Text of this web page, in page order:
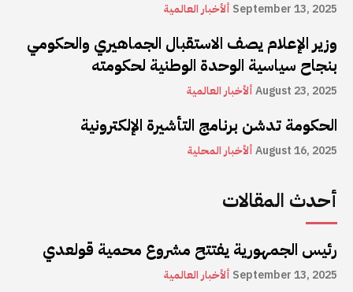
ألأخبار العالمية September 13, 2025
وزير الإعلام يصف الاستقبال الجماهيري والحكومي
بنجاح سياسية الوحدة الوطنية لحكومته
ألأخبار العالميةAugust 23, 2025
الحكومة تدشن برنامج التأشيرة الإلكترونية
ألأخبار المحليةAugust 16, 2025
أحدث المقالات
رئيس الجمهورية يفتتح مشروع محمية قولعدي
ألأخبار العالمية September 13, 2025